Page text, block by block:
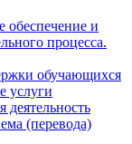
обеспечение и
процесса.
обучающихся
услуги
деятельность
(перевода)